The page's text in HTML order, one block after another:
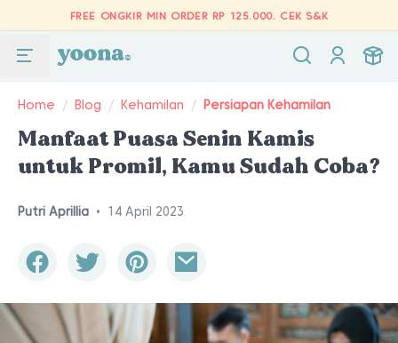
FREE ONGKIR MIN ORDER RP 125.000. CEK S&K
Home / Blog / Kehamilan / Persiapan Kehamilan
Manfaat Puasa Senin Kamis
untuk Promil, Kamu Sudah Coba?
Putri Aprillia • 14 April 2023